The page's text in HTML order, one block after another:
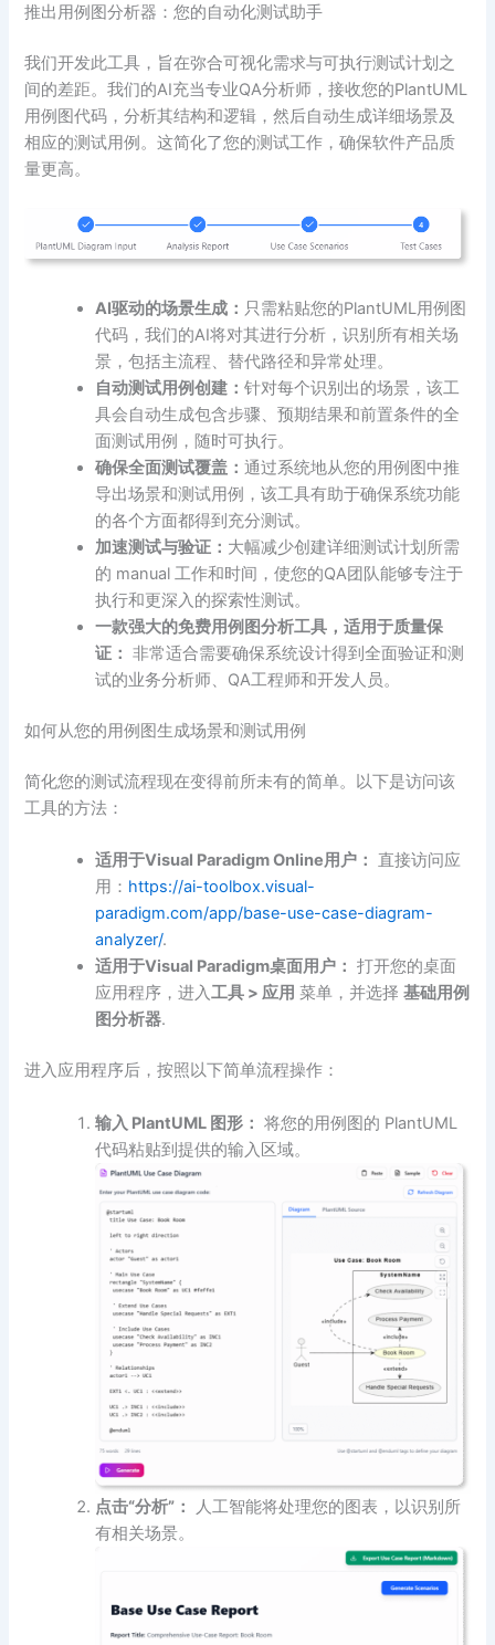
推出用例图分析器：您的自动化测试助手
我们开发此工具，旨在弥合可视化需求与可执行测试计划之
间的差距。我们的AI充当专业QA分析师，接收您的PlantUML
用例图代码，分析其结构和逻辑，然后自动生成详细场景及
相应的测试用例。这简化了您的测试工作，确保软件产品质
量更高。
AI驱动的场景生成： 只需粘贴您的PlantUML用例图
代码，我们的AI将对其进行分析，识别所有相关场
景，包括主流程、替代路径和异常处理。
自动测试用例创建：针对每个识别出的场景，该工
具会自动生成包含步骤、预期结果和前置条件的全
面测试用例，随时可执行。
确保全面测试覆盖：通过系统地从您的用例图中推
导出场景和测试用例，该工具有助于确保系统功能
的各个方面都得到充分测试。
加速测试与验证： 大幅减少创建详细测试计划所需
的 manual 工作和时间，使您的QA团队能够专注于
执行和更深入的探索性测试。
一款强大的免费用例图分析工具，适用于质量保
证： 非常适合需要确保系统设计得到全面验证和测
试的业务分析师、QA工程师和开发人员。
如何从您的用例图生成场景和测试用例
简化您的测试流程现在变得前所未有的简单。以下是访问该
工具的方法：
适用于Visual Paradigm Online用户： 直接访问应
用： https://ai-toolbox.visual-
paradigm.com/app/base-use-case-diagram-
analyzer/.
适用于Visual Paradigm桌面用户： 打开您的桌面
应用程序，进入工具 > 应用 菜单，并选择基础用例
图分析器.
进入应用程序后，按照以下简单流程操作：
输入 PlantUML 图形： 将您的用例图的 PlantUML
代码粘贴到提供的输入区域。
点击“分析”：
人工智能将处理您的图表，以识别所
有相关场景。